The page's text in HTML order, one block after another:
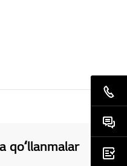
qoʻllanmalar